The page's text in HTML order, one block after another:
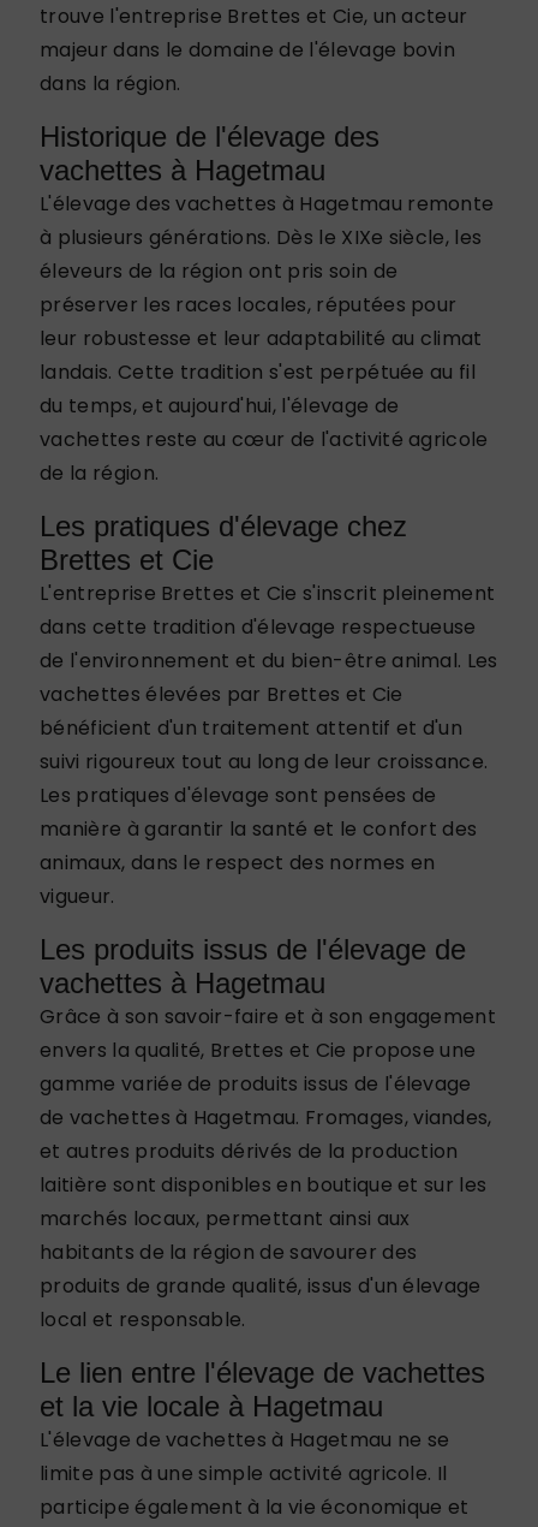
trouve l'entreprise Brettes et Cie, un acteur
majeur dans le domaine de l'élevage bovin
dans la région.
Historique de l'élevage des
vachettes à Hagetmau
L'élevage des vachettes à Hagetmau remonte
à plusieurs générations. Dès le XIXe siècle, les
éleveurs de la région ont pris soin de
préserver les races locales, réputées pour
leur robustesse et leur adaptabilité au climat
landais. Cette tradition s'est perpétuée au fil
du temps, et aujourd'hui, l'élevage de
vachettes reste au cœur de l'activité agricole
de la région.
Les pratiques d'élevage chez
Brettes et Cie
L'entreprise Brettes et Cie s'inscrit pleinement
dans cette tradition d'élevage respectueuse
de l'environnement et du bien-être animal. Les
vachettes élevées par Brettes et Cie
bénéficient d'un traitement attentif et d'un
suivi rigoureux tout au long de leur croissance.
Les pratiques d'élevage sont pensées de
manière à garantir la santé et le confort des
animaux, dans le respect des normes en
vigueur.
Les produits issus de l'élevage de
vachettes à Hagetmau
Grâce à son savoir-faire et à son engagement
envers la qualité, Brettes et Cie propose une
gamme variée de produits issus de l'élevage
de vachettes à Hagetmau. Fromages, viandes,
et autres produits dérivés de la production
laitière sont disponibles en boutique et sur les
marchés locaux, permettant ainsi aux
habitants de la région de savourer des
produits de grande qualité, issus d'un élevage
local et responsable.
Le lien entre l'élevage de vachettes
et la vie locale à Hagetmau
L'élevage de vachettes à Hagetmau ne se
limite pas à une simple activité agricole. Il
participe également à la vie économique et